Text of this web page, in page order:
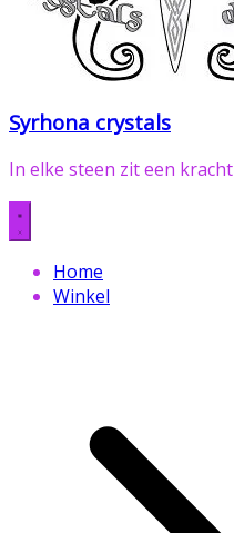
Syrhona crystals
In elke steen zit een kracht
Home
Winkel